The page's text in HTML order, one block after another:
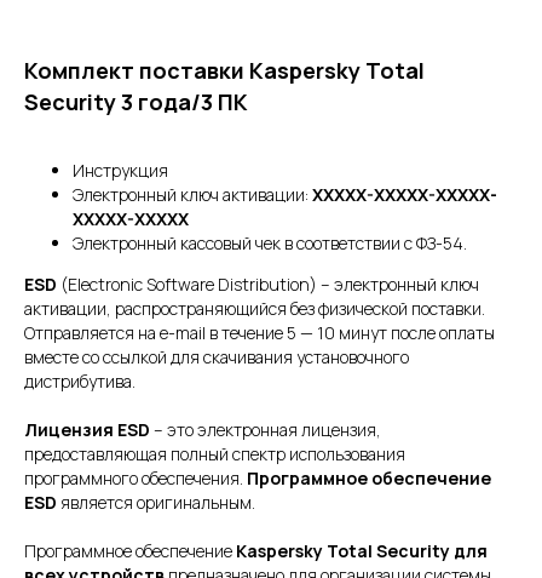
Комплект поставки Kaspersky Total
Security 3 года/3 ПК
Инструкция
Электронный ключ активации: XXXXX-XXXXX-XXXXX-
XXXXX-XXXXX
Электронный кассовый чек в соответствии с ФЗ-54.
ESD (Electronic Software Distribution) – электронный ключ
активации, распространяющийся без физической поставки.
Отправляется на e-mail в течение 5 — 10 минут после оплаты
вместе со ссылкой для скачивания установочного
дистрибутива.
Лицензия ESD – это электронная лицензия,
предоставляющая полный спектр использования
программного обеспечения. Программное обеспечение
ESD является оригинальным.
Программное обеспечение Kaspersky Total Security для